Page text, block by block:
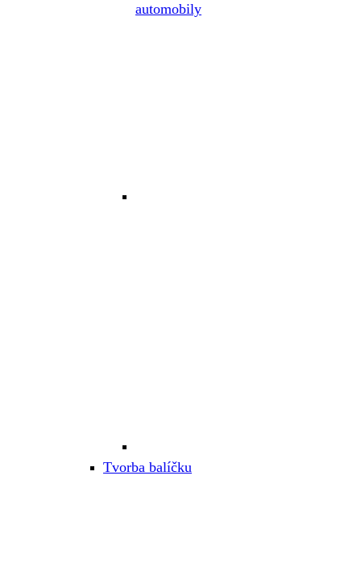
automobily
Tvorba balíčku